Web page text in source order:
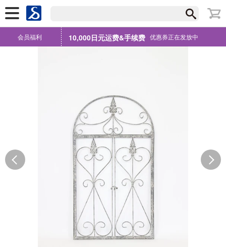
会员福利 10,000日元运费&手续费 优惠券正在发放中